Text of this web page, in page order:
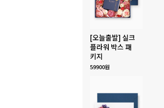
[오늘출발] 실크
플라워 박스 패
키지
59900원